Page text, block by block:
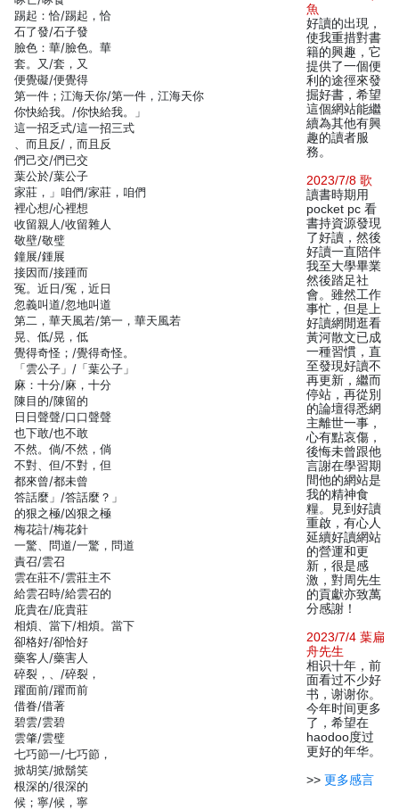
踢起：恰/踢起，恰
石了發/石子發
臉色：華/臉色。華
套。又/套，又
便覺礙/便覺得
第一件；江海天你/第一件，江海天你
你快給我。/你快給我。」
這一招乏式/這一招三式
、而且反/，而且反
們己交/們已交
葉公於/葉公子
家莊，」咱們/家莊，咱們
裡心想/心裡想
收留親人/收留雜人
敬壁/敬璧
鐘展/鍾展
接因而/接踵而
冤。近日/冤，近日
忽義叫道/忽地叫道
第二，華天風若/第一，華天風若
晃、低/晃，低
覺得奇怪；/覺得奇怪。
「雲公子」/「葉公子」
麻：十分/麻，十分
陳目的/陳留的
日日聲聲/口口聲聲
也下敢/也不敢
不然。倘/不然，倘
不對、但/不對，但
都來曾/都未曾
答話麼」/答話麼？」
的狠之極/凶狠之極
梅花計/梅花針
一驚、問道/一驚，問道
責召/雲召
雲在莊不/雲莊主不
給雲召時/給雲召的
庇貴在/庇貴莊
相煩、當下/相煩。當下
卻格好/卻恰好
藥客人/藥害人
碎裂，、/碎裂，
躍面前/躍而前
借眷/借著
碧雲/雲碧
雲肇/雲璧
七巧節一/七巧節，
掀胡笑/掀鬍笑
根深的/很深的
候；寧/候，寧
魚
好讀的出現，
使我重措對書
籍的興趣，它
提供了一個便
利的途徑來發
掘好書，希望
這個網站能繼
續為其他有興
趣的讀者服
務。
2023/7/8 歌
讀書時期用
pocket pc 看
書持資源發現
了好讀，然後
好讀一直陪伴
我至大學畢業
然後踏足社
會。雖然工作
事忙，但是上
好讀網閒逛看
黃河散文已成
一種習慣，直
至發現好讀不
再更新，繼而
停站，再從別
的論壇得悉網
主離世一事，
心有點哀傷，
後悔未曾跟他
言謝在學習期
間他的網站是
我的精神食
糧。見到好讀
重啟，有心人
延續好讀網站
的營運和更
新，很是感
激，對周先生
的貢獻亦致萬
分感謝！
2023/7/4 葉扁
舟先生
相识十年，前
面看过不少好
书，谢谢你。
今年时间更多
了，希望在
haodoo度过
更好的年华。
>> 更多感言